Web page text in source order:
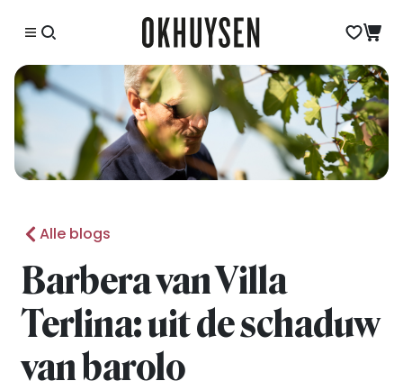
Alle blogs
Barbera van Villa
Terlina: uit de schaduw
van barolo